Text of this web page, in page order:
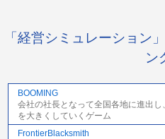
「経営シミュレーション
ン
BOOMING
会社の社長となって全国各地に進出
を大きくしていくゲーム
FrontierBlacksmith